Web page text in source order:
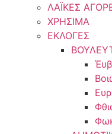
ΛΑΪΚΕΣ
ΧΡΗΣΙΜΑ
ΕΚΛΟΓΕΣ